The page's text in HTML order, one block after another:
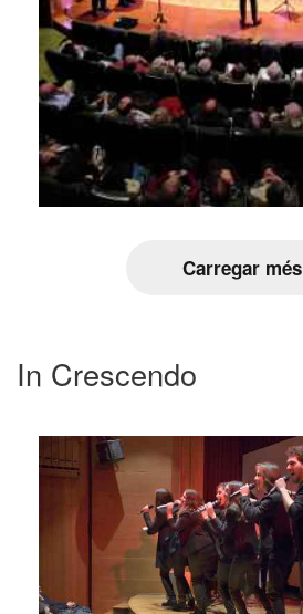
Carregar més
In Crescendo